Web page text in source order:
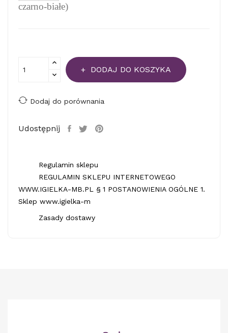
czarno-białe)
DODAJ DO KOSZYKA
Dodaj do porównania
Udostępnij
Regulamin sklepu
REGULAMIN SKLEPU INTERNETOWEGO
WWW.IGIELKA-MB.PL § 1 POSTANOWIENIA OGÓLNE 1.
Sklep www.igielka-m
Zasady dostawy